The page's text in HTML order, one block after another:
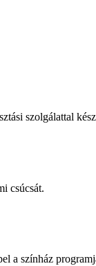
szolgálattal
csúcsát.
a színház